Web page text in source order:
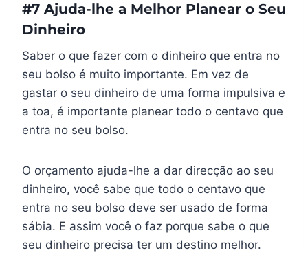
#7 Ajuda-lhe a Melhor Planear o Seu
Dinheiro
Saber o que fazer com o dinheiro que entra no
seu bolso é muito importante. Em vez de
gastar o seu dinheiro de uma forma impulsiva e
a toa, é importante planear todo o centavo que
entra no seu bolso.
O orçamento ajuda-lhe a dar direcção ao seu
dinheiro, você sabe que todo o centavo que
entra no seu bolso deve ser usado de forma
sábia. E assim você o faz porque sabe o que
seu dinheiro precisa ter um destino melhor.